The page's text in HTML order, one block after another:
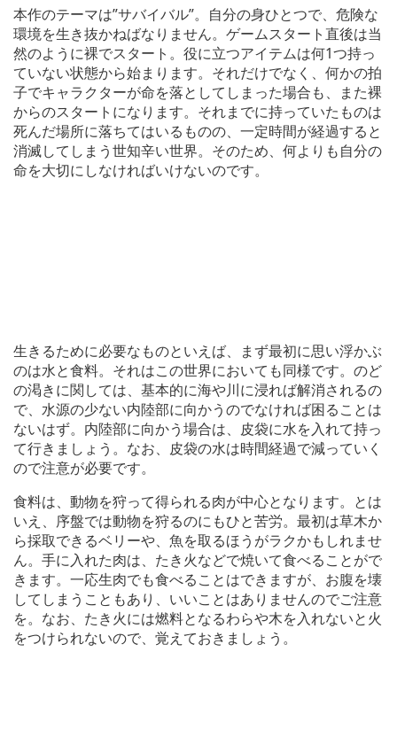
本作のテーマは”サバイバル”。自分の身ひとつで、危険な
環境を生き抜かねばなりません。ゲームスタート直後は当
然のように裸でスタート。役に立つアイテムは何1つ持っ
ていない状態から始まります。それだけでなく、何かの拍
子でキャラクターが命を落としてしまった場合も、また裸
からのスタートになります。それまでに持っていたものは
死んだ場所に落ちてはいるものの、一定時間が経過すると
消滅してしまう世知辛い世界。そのため、何よりも自分の
命を大切にしなければいけないのです。
生きるために必要なものといえば、まず最初に思い浮かぶ
のは水と食料。それはこの世界においても同様です。のど
の渇きに関しては、基本的に海や川に浸れば解消されるの
で、水源の少ない内陸部に向かうのでなければ困ることは
ないはず。内陸部に向かう場合は、皮袋に水を入れて持っ
て行きましょう。なお、皮袋の水は時間経過で減っていく
ので注意が必要です。
食料は、動物を狩って得られる肉が中心となります。とは
いえ、序盤では動物を狩るのにもひと苦労。最初は草木か
ら採取できるベリーや、魚を取るほうがラクかもしれませ
ん。手に入れた肉は、たき火などで焼いて食べることがで
きます。一応生肉でも食べることはできますが、お腹を壊
してしまうこともあり、いいことはありませんのでご注意
を。なお、たき火には燃料となるわらや木を入れないと火
をつけられないので、覚えておきましょう。